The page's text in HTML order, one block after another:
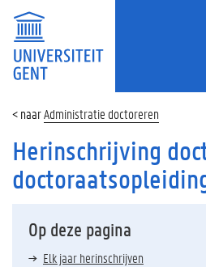
Administratie doctoreren
Herinschrijving
Op deze pagina
Elk jaar herinschrijven